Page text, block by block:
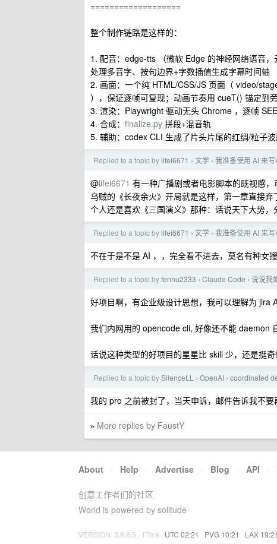
===================
整个制作链路是这样的：
1. 配音：edge-tts （微软 Edge 的神经网络语音，
处理多音字、按句边界+字数插值生成字幕时间轴
2. 画面：一个纯 HTML/CSS/JS 页面（ video/
），保证逐帧可复现；动画节奏用 cueT() 锚定到
3. 渲染：Playwright 驱动无头 Chrome ，逐帧
4. 合成： finalize.py 拼段+混音轨
5. 辅助：codex CLI 生成了片头片尾的红绸/粒子
Replied to a topic by lifei6671 › 文学 › 我准备使用 AI 来
@lifei6671 有一种广播剧或者电影脚本的既视感
乌贼的《长夜余火》开局就是这样，第一章直接弃
个人还是喜欢《三国演义》那种：话说天下大势
Replied to a topic by lifei6671 › 文学 › 我准备使用 AI 来
不在于是不是 AI ，，完全看不进去，莫名有种女
Replied to a topic byfennu2333 › Claude Code › 说说我
好项目啊，有企业级设计思想，我可以理解为 jira
我们内网用的 opencode cli, 好像还不能 daemon
话说这种类型的好项目的星星比 skill 少，还是挺奇
Replied to a topic bySilenceLL › OpenAI › coordinated
我的 pro 之前被封了，当天申诉，邮件告诉我不
» More replies by FaustY
About · Help · Advertise · Blog · API ·
创意工作者们的社区
World is powered by solitude
VERSION: 3.9.8.5 · 17ms · UTC 02:21 · PVG 10:21 · LAX 19:21